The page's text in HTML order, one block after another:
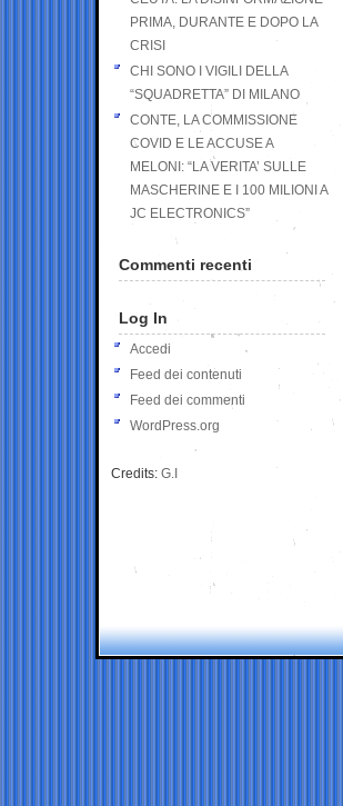
PRIMA, DURANTE E DOPO LA
CRISI
CHI SONO I VIGILI DELLA
“SQUADRETTA” DI MILANO
CONTE, LA COMMISSIONE
COVID E LE ACCUSE A
MELONI: “LA VERITA’ SULLE
MASCHERINE E I 100 MILIONI A
JC ELECTRONICS”
Commenti recenti
Log In
Accedi
Feed dei contenuti
Feed dei commenti
WordPress.org
Credits: G.I